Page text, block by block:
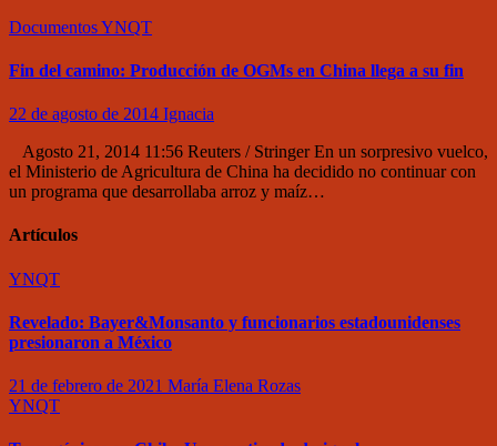
DocumentosYNQT
Fin del camino: Producción de OGMs en China llega a su fin
22 de agosto de 2014 Ignacia
Agosto 21, 2014 11:56 Reuters / Stringer En un sorpresivo vuelco,
el Ministerio de Agricultura de China ha decidido no continuar con
un programa que desarrollaba arroz y maíz…
Artículos
YNQT
Revelado: Bayer&Monsanto y funcionarios estadounidenses
presionaron a México
21 de febrero de 2021 María Elena Rozas
YNQT